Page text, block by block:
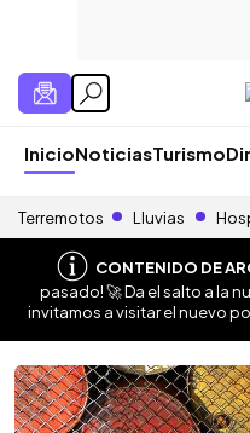
InicioNoticiasTurismo
Terremotos Lluvias
CONTENIDO DE
pasado! 🚀 Da el salto a la
invitamos a visitar el nuevo